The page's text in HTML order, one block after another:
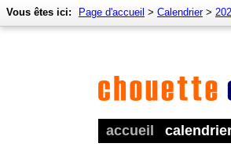
accueil
Vous êtes ici: Page d'accueil > Calendrier>